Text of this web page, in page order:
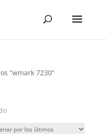
“wmark 7230”